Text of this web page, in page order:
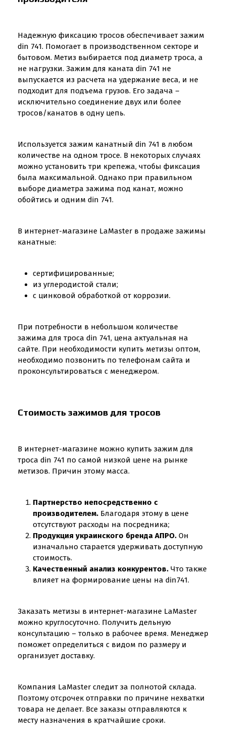
Надежную фиксацию тросов обеспечивает зажим
din 741. Помогает в производственном секторе и
бытовом. Метиз выбирается под диаметр троса, а
не нагрузки. Зажим для каната din 741 не
выпускается из расчета на удержание веса, и не
подходит для подъема грузов. Его задача –
исключительно соединение двух или более
тросов/канатов в одну цепь.
Используется зажим канатный din 741 в любом
количестве на одном тросе. В некоторых случаях
можно установить три крепежа, чтобы фиксация
была максимальной. Однако при правильном
выборе диаметра зажима под канат, можно
обойтись и одним din 741.
В интернет-магазине LaMaster в продаже зажимы
канатные:
сертифицированные;
из углеродистой стали;
с цинковой обработкой от коррозии.
При потребности в небольшом количестве
зажима для троса din 741, цена актуальная на
сайте. При необходимости купить метизы оптом,
необходимо позвонить по телефонам сайта и
проконсультироваться с менеджером.
Стоимость зажимов для тросов
В интернет-магазине можно купить зажим для
троса din 741 по самой низкой цене на рынке
метизов. Причин этому масса.
Партнерство непосредственно с
производителем. Благодаря этому в цене
отсутствуют расходы на посредника;
Продукция украинского бренда АПРО. Он
изначально старается удерживать доступную
стоимость.
Качественный анализ конкурентов. Что также
влияет на формирование цены на din741.
Заказать метизы в интернет-магазине LaMaster
можно круглосуточно. Получить дельную
консультацию – только в рабочее время. Менеджер
поможет определиться с видом по размеру и
организует доставку.
Компания LaMaster следит за полнотой склада.
Поэтому отсрочек отправки по причине нехватки
товара не делает. Все заказы отправляются к
месту назначения в кратчайшие сроки.